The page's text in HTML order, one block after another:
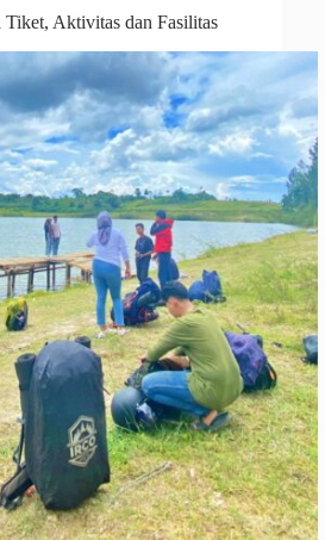
Aktivitas dan Fasilitas